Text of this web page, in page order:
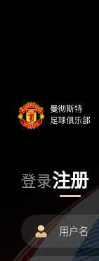
登录注册